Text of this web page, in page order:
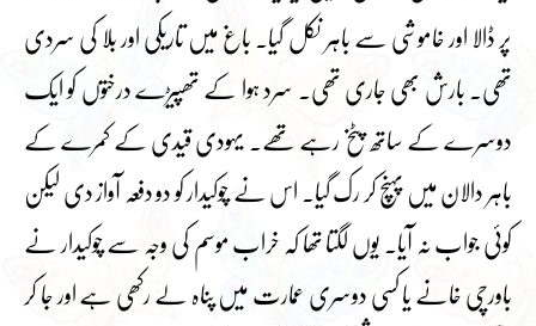
پر ڈالا اور خاموشی سے باہر نکل گیا۔ باغ میں تاریکی اور بلا کی سردی
تھی۔ بارش بھی جاری تھی۔ سرد ہوا کے تھپیڑے درختوں کو ایک
دوسرے کے ساتھ پٹخ رہے تھے۔ یہودی قیدی کے کمرے کے
باہر دالان میں پہنچ کر رک گیا۔ اس نے چوکیدار کو دو دفعہ آواز دی لیکن
کوئی جواب نہ آیا۔ یوں لگتا تھا کہ خراب موسم کی وجہ سے چوکیدار نے
باورچی خانے یا کسی دوسری عمارت میں پناہ لے رکھی ہے اور جا کر